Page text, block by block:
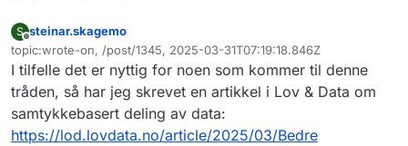
S
Frakoblet
steinar.skagemo
topic:wrote-on, /post/1345, 2025-03-31T07:19:18.846Z
Sist endret av
I tilfelle det er nyttig for noen som kommer til denne
tråden, så har jeg skrevet en artikkel i Lov & Data om
samtykkebasert deling av data:
https://lod.lovdata.no/article/2025/03/Bedre